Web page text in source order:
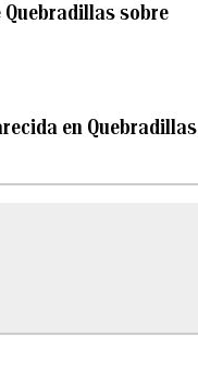
Quebradillas sobre
en Quebradillas